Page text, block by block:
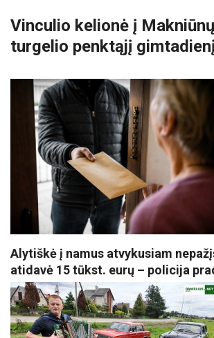
Vinculio kelionė į
turgelio penktąjį
Alytiškė į namus atvykusiam
atidavė 15 tūkst. eurų – policija